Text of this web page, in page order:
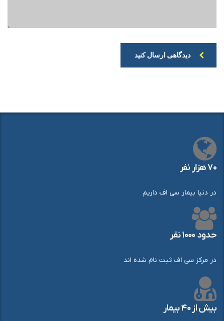
دیدگاهی ارسال کنید
۷۰ هزار نفر
در دنیا بیمار سی اف داریم
حدود ۱۰۰۰ نفر
در مرکز سی اف ثبت نام شده اند
بیش از ۴۰ بیمار